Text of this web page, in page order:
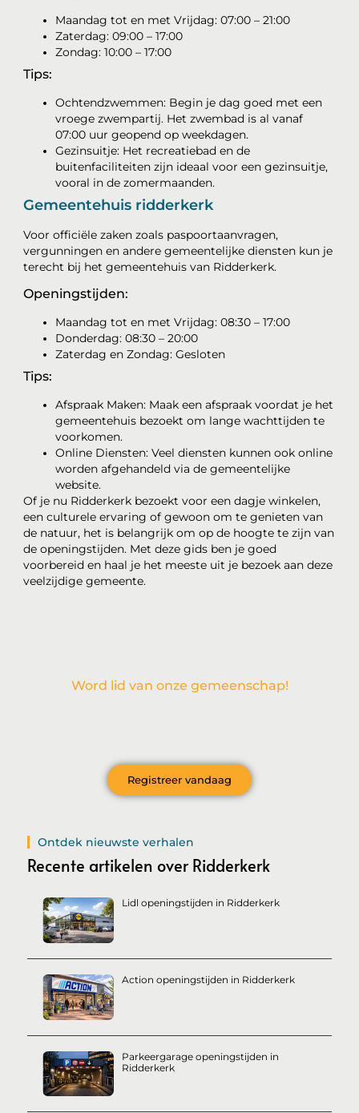
Maandag tot en met Vrijdag: 07:00 – 21:00
Zaterdag: 09:00 – 17:00
Zondag: 10:00 – 17:00
Tips:
Ochtendzwemmen: Begin je dag goed met een
vroege zwempartij. Het zwembad is al vanaf
07:00 uur geopend op weekdagen.
Gezinsuitje: Het recreatiebad en de
buitenfaciliteiten zijn ideaal voor een gezinsuitje,
vooral in de zomermaanden.
Gemeentehuis ridderkerk
Voor officiële zaken zoals paspoortaanvragen,
vergunningen en andere gemeentelijke diensten kun je
terecht bij het gemeentehuis van Ridderkerk.
Openingstijden:
Maandag tot en met Vrijdag: 08:30 – 17:00
Donderdag: 08:30 – 20:00
Zaterdag en Zondag: Gesloten
Tips:
Afspraak Maken: Maak een afspraak voordat je het
gemeentehuis bezoekt om lange wachttijden te
voorkomen.
Online Diensten: Veel diensten kunnen ook online
worden afgehandeld via de gemeentelijke
website.
Of je nu Ridderkerk bezoekt voor een dagje winkelen,
een culturele ervaring of gewoon om te genieten van
de natuur, het is belangrijk om op de hoogte te zijn van
de openingstijden. Met deze gids ben je goed
voorbereid en haal je het meeste uit je bezoek aan deze
veelzijdige gemeente.
Word lid van onze gemeenschap!
Registreer vandaag
Ontdek nieuwste verhalen
Recente artikelen over Ridderkerk
Lidl openingstijden in Ridderkerk
Action openingstijden in Ridderkerk
Parkeergarage openingstijden in
Ridderkerk